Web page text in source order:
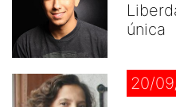
única
20/